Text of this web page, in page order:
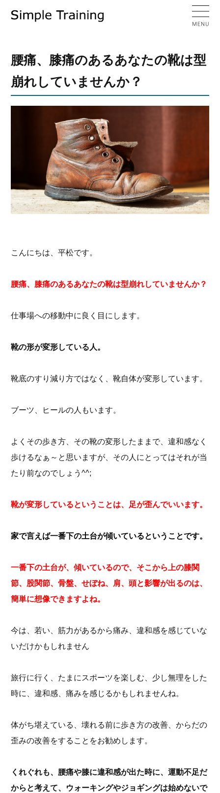
腰痛、膝痛のあるあなたの靴は型
崩れしていませんか？
こんにちは、平松です。
腰痛、膝痛のあるあなたの靴は型崩れしていませんか？
仕事場への移動中に良く目にします。
靴の形が変形している人。
靴底のすり減り方ではなく、靴自体が変形しています。
ブーツ、ヒールの人もいます。
よくその歩き方、その靴の変形したままで、違和感なく
歩けるなぁ～と思いますが、その人にとってはそれが当
たり前なのでしょう^^;
靴が変形しているということは、 足が歪んでいいます。
家で言えば一番下の土台が傾いているということです。
一番下の土台が、傾いているので、そこから上の膝関
節、股関節、骨盤、せぼね、肩、頭と影響が出るのは、
簡単に想像できますよね。
今は、若い、筋力があるから痛み、違和感を感じていな
いだけかもしれません
旅行に行く、たまにスポーツを楽しむ、少し無理をした
時に、違和感、痛みを感じるかもしれませんね。
体がち堪えている、壊れる前に歩き方の改善、からだの
歪みの改善をすることをお勧めします。
くれぐれも、腰痛や膝に違和感が出た時に、運動不足だ
からと考えて、ウォーキングやジョギングは始めないで